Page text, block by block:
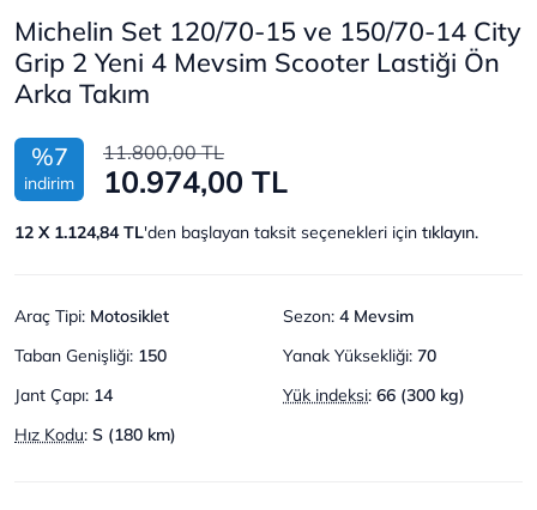
Michelin Set 120/70-15 ve 150/70-14 City
Grip 2 Yeni 4 Mevsim Scooter Lastiği Ön
Arka Takım
%7
indirim
11.800,00 TL
10.974,00 TL
12 X 1.124,84 TL'den başlayan taksit seçenekleri için tıklayın.
Araç Tipi: Motosiklet Sezon: 4 Mevsim
Taban Genişliği: 150 Yanak Yüksekliği: 70
Jant Çapı: 14 Yük indeksi: 66 (300 kg)
Hız Kodu: S (180 km)